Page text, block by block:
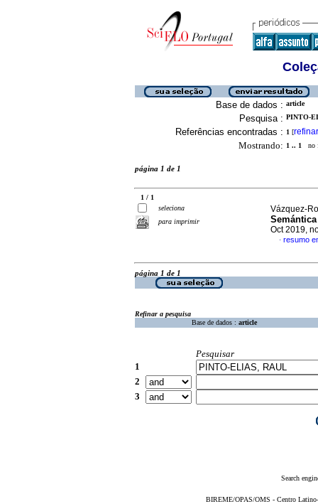
Base de dados : article
Pesquisa : PINTO-
Referências encontradas : 1 [refinar
Mostrando: 1 .. 1 no
página 1 de 1
1 / 1
seleciona
para imprimir
Vázquez-
Oct 2019,
· resumo
página 1 de 1
Refinar a pesquisa
Base de dados : article
Pesquisar
1
2
3
Search
BIREME/OPAS/OMS - Centro Latino-